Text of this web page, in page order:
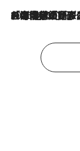
2026.8.3
「今後値上げがあるとすれば…」「リスクがあるのは今年の冬」エネルギー専門家が語る、ホルムズ海峡封鎖が家庭にもたらす“ある心配”